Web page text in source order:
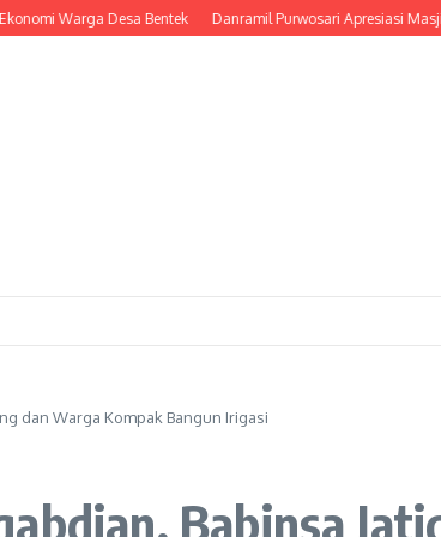
Warga Desa Bentek Danramil Purwosari Apresiasi Masjid
dan Warga Kompak Bangun Irigasi
Babinsa